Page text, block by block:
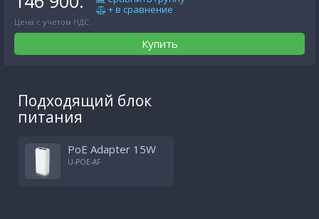
Цена с учетом НДС
+ в сравнение
Купить
Подходящий блок
питания
PoE Adapter 15W
U-POE-AF